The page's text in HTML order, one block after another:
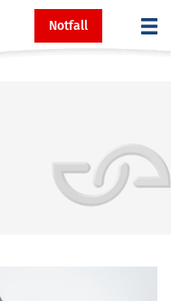
Notfall